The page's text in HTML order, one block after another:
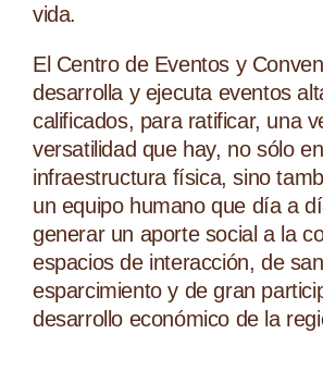
vida.
El Centro de Eventos y
desarrolla y ejecuta eventos
calificados, para ratificar, una
versatilidad que hay, no sólo
infraestructura física, sino
un equipo humano que día a
generar un aporte social a la
espacios de interacción, de
esparcimiento y de gran
desarrollo económico de la